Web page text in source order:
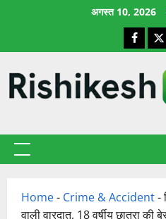
अगस्त 10, 2026
X
प्राथमिक
Home- Crime & Accident-
वाली वारदात, 18 वर्षीय छात्रा की